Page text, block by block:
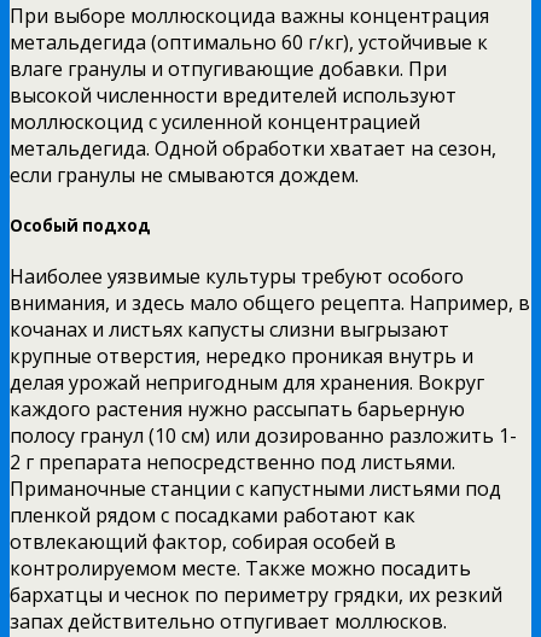
При выборе моллюскоцида важны концентрация
метальдегида (оптимально 60 г/кг), устойчивые к
влаге гранулы и отпугивающие добавки. При
высокой численности вредителей используют
моллюскоцид с усиленной концентрацией
метальдегида. Одной обработки хватает на сезон,
если гранулы не смываются дождем.
Особый подход
Наиболее уязвимые культуры требуют особого
внимания, и здесь мало общего рецепта. Например, в
кочанах и листьях капусты слизни выгрызают
крупные отверстия, нередко проникая внутрь и
делая урожай непригодным для хранения. Вокруг
каждого растения нужно рассыпать барьерную
полосу гранул (10 см) или дозированно разложить 1-
2 г препарата непосредственно под листьями.
Приманочные станции с капустными листьями под
пленкой рядом с посадками работают как
отвлекающий фактор, собирая особей в
контролируемом месте. Также можно посадить
бархатцы и чеснок по периметру грядки, их резкий
запах действительно отпугивает моллюсков.